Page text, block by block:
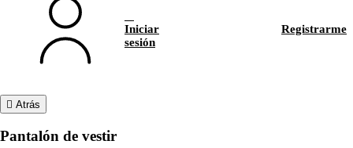
Iniciar
sesión
Registrarme
Atrás
Pantalón de vestir